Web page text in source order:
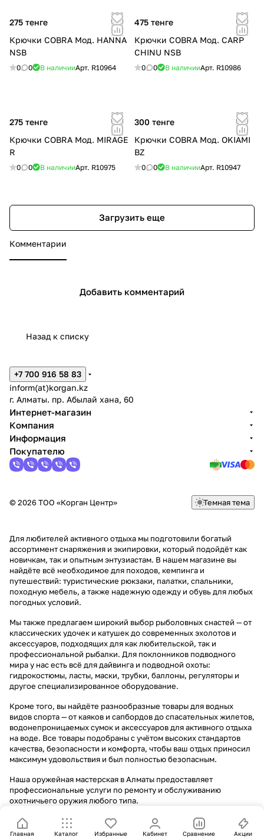
275 тенге
Крючки COBRA Мод. HANNA
NSB
0 0 В наличииАрт. R10964
475 тенге
Крючки COBRA Мод. CARP
CHINU NSB
0 0 В наличииАрт. R10986
275 тенге
Крючки COBRA Мод. MIRAGE
R
0 0 В наличииАрт. R10975
300 тенге
Крючки COBRA Мод. OKIAMI
BZ
0 0 В наличииАрт. R10947
Загрузить еще
Комментарии
Добавить комментарий
Назад к списку
Главная Каталог Избранные Кабинет Сравнение Акции
+7 700 916 58 83
inform(at)korgan.kz
г. Алматы. пр. Абылай хана, 60
Интернет-магазин
Компания
Информация
Покупателю
© 2026 ТОО «Корган Центр» Темная тема
Для любителей активного отдыха мы подготовили богатый
ассортимент снаряжения и экипировки, который подойдёт как
новичкам, так и опытным энтузиастам. В нашем магазине вы
найдёте всё необходимое для походов, кемпинга и
путешествий: туристические рюкзаки, палатки, спальники,
походную мебель, а также надежную одежду и обувь для любых
погодных условий.
Мы также предлагаем широкий выбор рыболовных снастей — от
классических удочек и катушек до современных эхолотов и
аксессуаров, подходящих для как любительской, так и
профессиональной рыбалки. Для поклонников подводного
мира у нас есть всё для дайвинга и подводной охоты:
гидрокостюмы, ласты, маски, трубки, баллоны, регуляторы и
другое специализированное оборудование.
Кроме того, вы найдёте разнообразные товары для водных
видов спорта — от каяков и сапбордов до спасательных жилетов,
водонепроницаемых сумок и аксессуаров для активного отдыха
на воде. Все товары подобраны с учётом высоких стандартов
качества, безопасности и комфорта, чтобы ваш отдых приносил
максимум удовольствия и был полностью безопасным.
Наша оружейная мастерская в Алматы предоставляет
профессиональные услуги по ремонту и обслуживанию
охотничьего оружия любого типа.